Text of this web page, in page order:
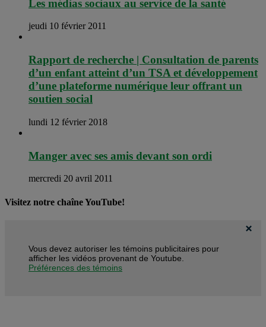
Les médias sociaux au service de la santé
jeudi 10 février 2011
Rapport de recherche | Consultation de parents
d’un enfant atteint d’un TSA et développement
d’une plateforme numérique leur offrant un
soutien social
lundi 12 février 2018
Manger avec ses amis devant son ordi
mercredi 20 avril 2011
Visitez notre chaîne YouTube!
Vous devez autoriser les témoins publicitaires pour
afficher les vidéos provenant de Youtube.
Préférences des témoins